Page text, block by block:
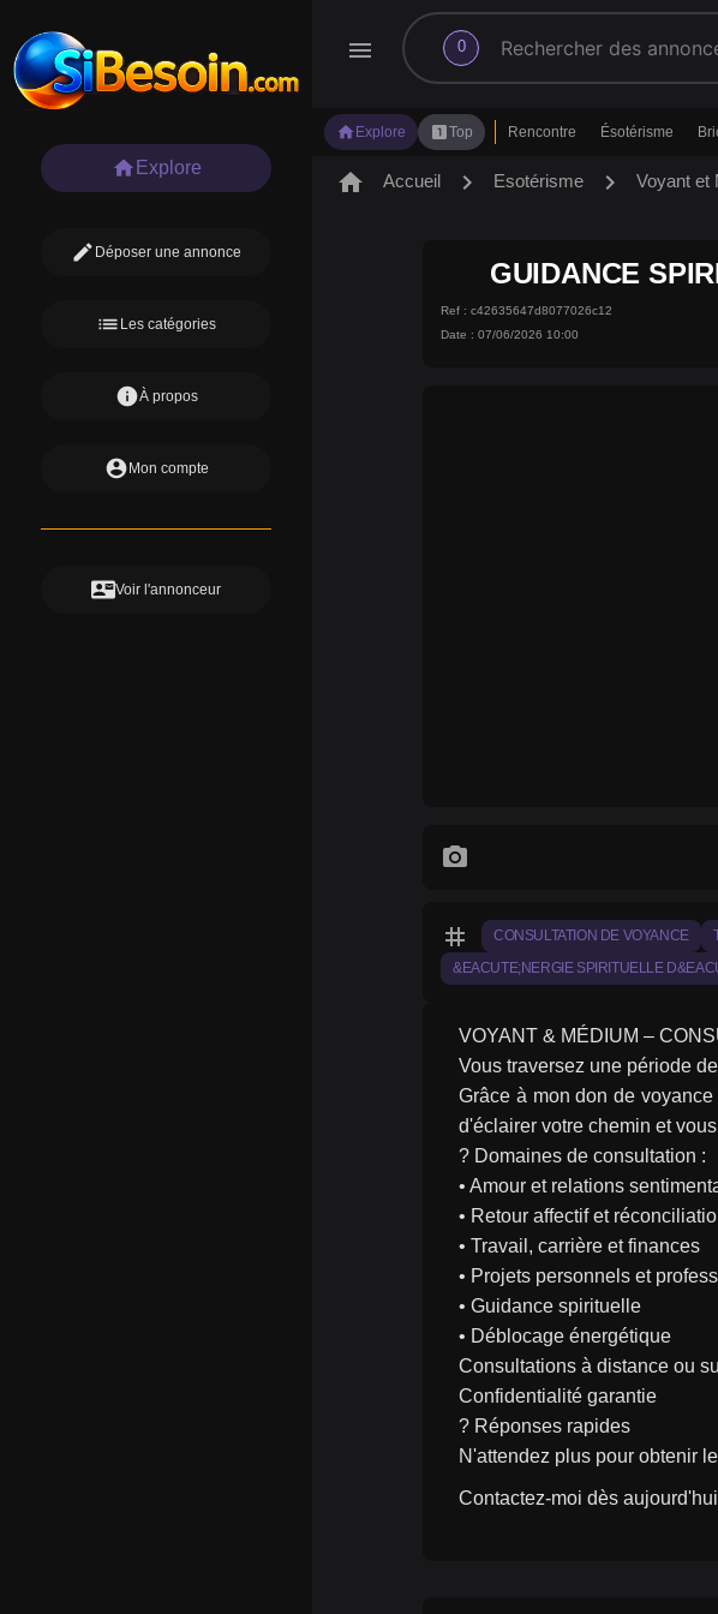
menu 0
search
home Explore looks_oneTop Rencontre Ésotérisme
home Explore
edit Déposer une annonce
list Les catégories
infoÀ propos
account_circle Mon compte
contact_mailVoir l'annonceur
home Accueil chevron_right Esotérisme chevron_right Voyant et
GUIDANCE
Ref : c42635647d8077026c12
Date : 07/06/2026 10:00
photo_camera
tag CONSULTATION DE VOYANCE
&EACUTE;NERGIE SPIRITUELLE
VOYANT & MÉDIUM –
Vous traversez une période
Grâce à mon don de
d'éclairer votre chemin et
? Domaines de consultation :
• Amour et relations
• Retour affectif et
• Travail, carrière et finances
• Projets personnels et
• Guidance spirituelle
• Déblocage énergétique
Consultations à distance ou
Confidentialité garantie
? Réponses rapides
N'attendez plus pour obtenir
Contactez-moi dès